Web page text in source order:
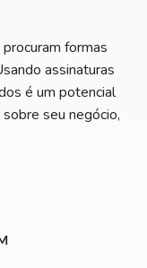
formas
assinaturas
é um potencial
seu negócio,